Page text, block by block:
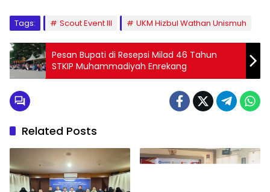
Tags: Scout Event III UKM Hizbul Wathan Unismuh
Pesan Bupati di Resepsi Milad 46 Tahun
STKIP Muhammadiyah Enrekang
Related Posts